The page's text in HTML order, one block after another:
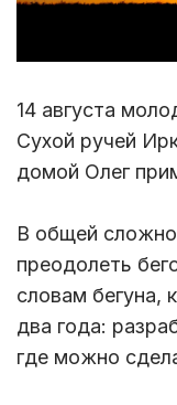
14 августа
Сухой ручей
домой Олег
В общей
преодолеть
словам бегуна,
два года:
где можно